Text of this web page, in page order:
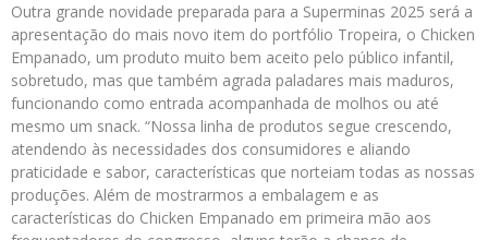
Outra grande novidade preparada para a Superminas 2025 será a
apresentação do mais novo item do portfólio Tropeira, o Chicken
Empanado, um produto muito bem aceito pelo público infantil,
sobretudo, mas que também agrada paladares mais maduros,
funcionando como entrada acompanhada de molhos ou até
mesmo um snack. “Nossa linha de produtos segue crescendo,
atendendo às necessidades dos consumidores e aliando
praticidade e sabor, características que norteiam todas as nossas
produções. Além de mostrarmos a embalagem e as
características do Chicken Empanado em primeira mão aos